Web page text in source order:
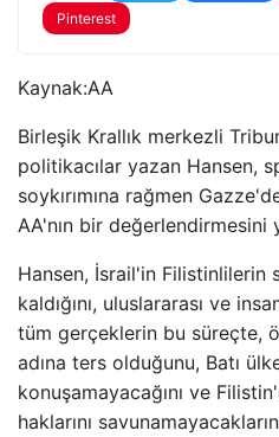
Pinterest
Kaynak:AA
Birleşik Krallık merkezli
politikacılar yazan Hansen,
soykırımına rağmen
AA'nın bir değerlendirmesini
Hansen, İsrail'in Filistinlilerin
kaldığını, uluslararası ve
tüm gerçeklerin bu süreçte,
adına ters olduğunu, Batı
konuşamayacağını ve
haklarını